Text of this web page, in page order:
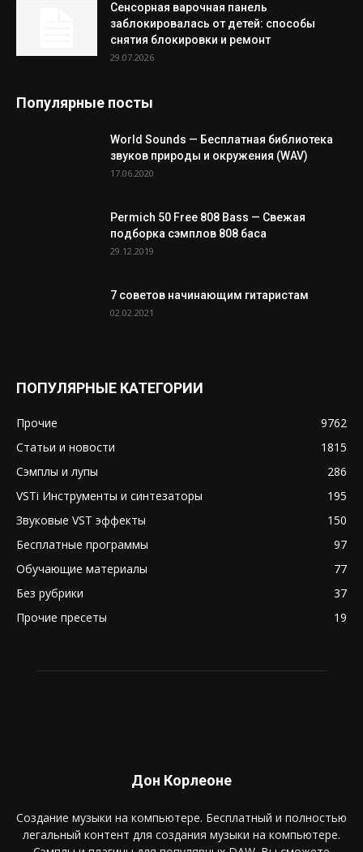
Сенсорная варочная панель
заблокировалась от детей: способы
снятия блокировки и ремонт
29.07.2026
Популярные посты
World Sounds — Бесплатная библиотека
звуков природы и окружения (WAV)
17.06.2020
Permich 50 Free 808 Bass — Свежая
подборка сэмплов 808 баса
29.12.2019
7 советов начинающим гитаристам
02.02.2021
ПОПУЛЯРНЫЕ КАТЕГОРИИ
Прочие
9762
Статьи и новости
1815
Сэмплы и лупы
286
VSTi Инструменты и синтезаторы
195
Звуковые VST эффекты
150
Бесплатные программы
97
Обучающие материалы
77
Без рубрики
37
Прочие пресеты
19
Дон Корлеоне
Создание музыки на компьютере. Бесплатный и полностью
легальный контент для создания музыки на компьютере.